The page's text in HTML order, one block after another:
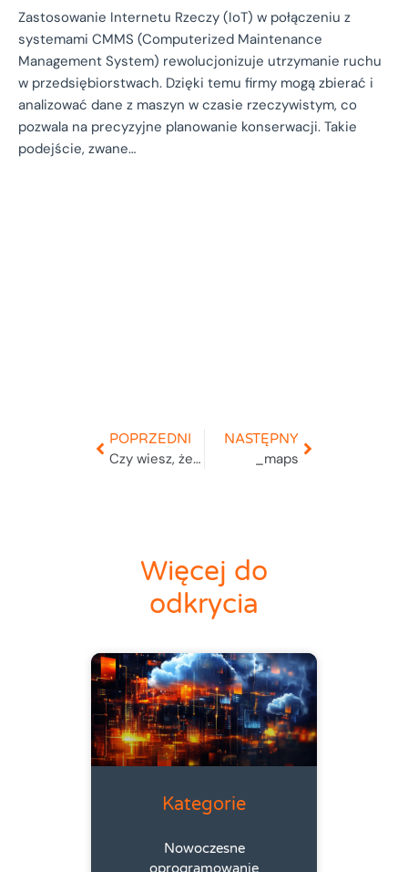
Zastosowanie Internetu Rzeczy (IoT) w połączeniu z
systemami CMMS (Computerized Maintenance
Management System) rewolucjonizuje utrzymanie ruchu
w przedsiębiorstwach. Dzięki temu firmy mogą zbierać i
analizować dane z maszyn w czasie rzeczywistym, co
pozwala na precyzyjne planowanie konserwacji. Takie
podejście, zwane…
POPRZEDNI
Czy wiesz, że system do zarządzania reklamacjami to ważny element obsługi klientów?
NASTĘPNY
_maps
Więcej do
odkrycia
Kategorie
Nowoczesne
oprogramowanie